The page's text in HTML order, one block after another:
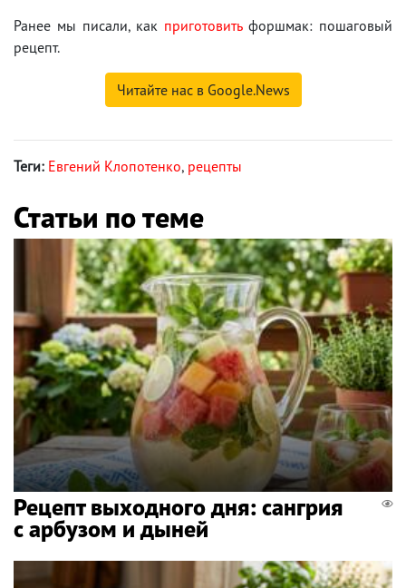
Ранее мы писали, как приготовитьфоршмак: пошаговый
рецепт.
Читайте нас в Google.News
Теги: Евгений Клопотенко, рецепты
Статьи по теме
Рецепт выходного дня: сангрия
с арбузом и дыней